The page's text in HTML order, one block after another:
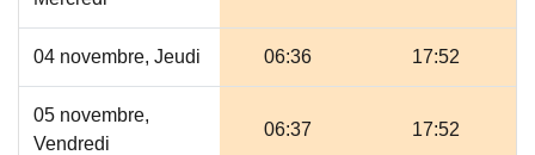
04 novembre, Jeudi 06:36 17:52
05 novembre,
Vendredi
06:37 17:52